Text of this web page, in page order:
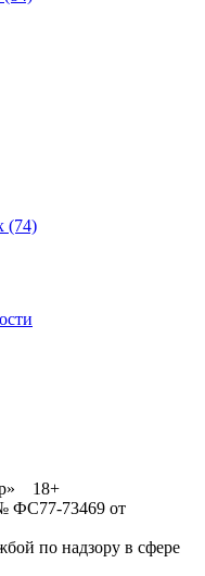
(74)
18+
ФС77-73469 от
по надзору в сфере